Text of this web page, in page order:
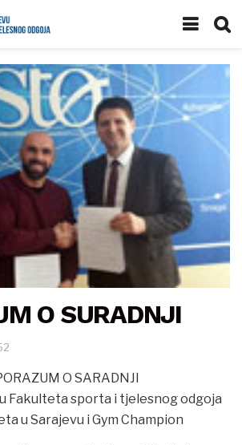
O SURADNJI
O SARADNJI
Fakulteta sporta i tjelesnog odgoja
u Sarajevu i Gym Champion